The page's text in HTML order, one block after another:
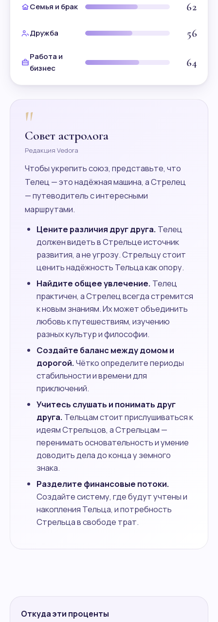
Семья и брак 62
Дружба 56
Работа и
бизнес
64
"
Совет астролога
Редакция Vedora
Чтобы укрепить союз, представьте, что
Телец — это надёжная машина, а Стрелец
— путеводитель с интересными
маршрутами.
Цените различия друг друга. Телец
должен видеть в Стрельце источник
развития, а не угрозу. Стрельцу стоит
ценить надёжность Тельца как опору.
Найдите общее увлечение. Телец
практичен, а Стрелец всегда стремится
к новым знаниям. Их может объединить
любовь к путешествиям, изучению
разных культур и философии.
Создайте баланс между домом и
дорогой.Чётко определите периоды
стабильности и времени для
приключений.
Учитесь слушать и понимать друг
друга. Тельцам стоит прислушиваться к
идеям Стрельцов, а Стрельцам —
перенимать основательность и умение
доводить дела до конца у земного
знака.
Разделите финансовые потоки.
Создайте систему, где будут учтены и
накопления Тельца, и потребность
Стрельца в свободе трат.
Откуда эти проценты